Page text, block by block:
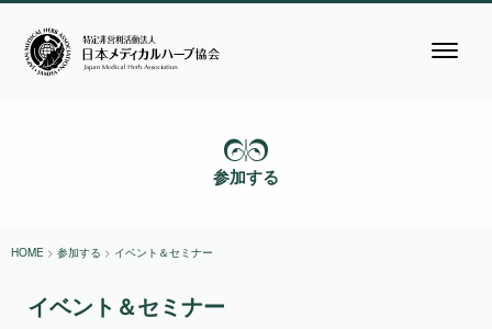
参加する
HOME > 参加する > イベント＆セミナー
イベント＆セミナー